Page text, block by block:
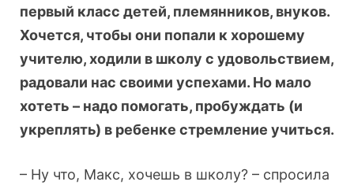
первый класс детей, племянников, внуков.
Хочется, чтобы они попали к хорошему
учителю, ходили в школу с удовольствием,
радовали нас своими успехами. Но мало
хотеть – надо помогать, пробуждать (и
укреплять) в ребенке стремление учиться.
– Ну что, Макс, хочешь в школу? – спросила